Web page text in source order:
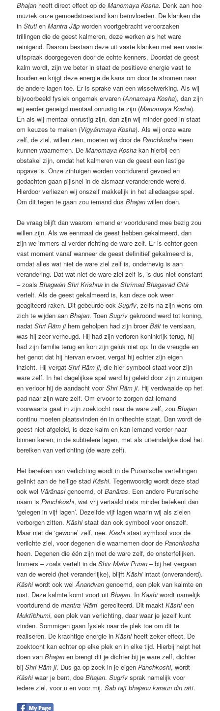
Bhajan heeft direct effect op deManomaya Kosha. Denk aan hoe
muziek onze gemoedstoestand kan beïnvloeden. De klanken die
inStutienMantra Jāp worden voortgebracht veroorzaken
trillingen die de geest kalmeren, deze werken als het ware
reinigend. Daarom bestaan deze uit vaste klanken met een vaste
uitspraak doorgegeven door de echte kenners. Doordat de geest
kalm wordt, zijn we beter in staat de positieve energie vast te
houden en krijgt deze energie de kans om door te stromen naar
de andere lagen toe. Er is sprake van een wisselwerking. Als wij
bijvoorbeeld fysiek ongemak ervaren (Annamaya Kosha), dan zijn
wij eerder geneigd mentaal onrustig te zijn (Manomaya Kosha).
En als wij mentaal onrustig zijn, dan zijn wij minder goed in staat
om keuzes te maken (Vigyānmaya Kosha). Als wij onze ware
zelf, de ziel, willen zien, moeten wij door dePanchkosha heen
kunnen waarnemen. DeManomaya Kosha kan hierbij een
obstakel zijn, omdat het kalmeren van de geest een lastige
opgave is. Onze zintuigen worden voortdurend gevoed en
gedachten gaan pijlsnel in de alsmaar veranderende wereld.
Hierdoor verliezen wij onszelf makkelijk in het alledaagse spel.
Om dit tegen te gaan zou iemand dusBhajan willen doen.
De vraag blijft dan waarom iemand er voortdurend mee bezig zou
willen zijn. Als we eenmaal de geest hebben gekalmeerd, dan
zijn we immers al verder richting de ware zelf. Er is echter geen
vast moment vanaf wanneer de geest definitief gekalmeerd is,
omdat alles wat niet de ware ziel zelf is, onderhevig is aan
verandering. Dat wat niet de ware ziel zelf is, is dus niet constant
– zoalsBhagwān Shri Krīshna in deShrīmad Bhagavad Gitā
vertelt. Als de geest gekalmeerd is, kan deze ook weer
geagiteerd raken. Dit gebeurde ookSugrīv, zelfs na zijn wens om
zich te wijden aanBhajan. ToenSugrīv gekroond werd tot koning,
nadatShri Rām jihem geholpen had zijn broerBālite verslaan,
was hij zeer verheugd. Hij had zijn verloren koninkrijk terug, hij
had zijn familie terug en kon zijn geluk niet op. In de vreugde en
het genot dat hij hiervan ervoer, vergat hij echter zijn eigen
inzicht. Hij vergatShri Rām ji, die hier symbool staat voor zijn
ware zelf. In het dagelijkse spel werd hij geleid door zijn zintuigen
en verloor hij de aandacht voorShri Rām ji. Hij verdwaalde op het
pad naar zijn ware zelf. Om ervoor te zorgen dat iemand
voorwaarts gaat in zijn zoektocht naar de ware zelf, zouBhajan
continu moeten plaatsvinden én in onthechte staat. Dan wordt de
geest niet afgeleid, is deze kalm en kan iemand verder naar
binnen keren, in de subtielere lagen, met als uiteindelijke doel het
bereiken van verlichting (de ware zelf).
Het bereiken van verlichting wordt in de Puranische vertellingen
gelinkt aan de heilige stadKāshi. Tegenwoordig wordt deze stad
ook wel Vārānasigenoemd, ofBanāras. Een andere Puranische
naam isPanchkoshi, wat vrij vertaald niets minder betekent dan
‘gelegen in vijf lagen’. Dezelfde vijf lagen waarin wij als zielen
verborgen zitten.Kāshistaat dan ook symbool voor onszelf.
Maar niet de ‘gewone’ zelf, nee.Kāshistaat symbool voor de
verlichte ziel, voor degenen die waarnemen door dePanchkosha
heen. Degenen die één zijn met de ware zelf, de onsterfelijken.
Immers – zoals vertelt in deShiv Mahā Purān – bij het vergaan
van de wereld (het veranderlijke), blijftKāshiintact (onveranderd).
Kāshiwordt ook welĀnandvan genoemd, een plek van kalmte en
rust. Deze kalmte komt voort uitBhajan. InKāshiwordt namelijk
voortdurend demantra ‘Rām’ gereciteerd. Dit maaktKāshieen
Muktībhumi, een plek van verlichting, daar waar je jezelf kunt
vinden. Sommigen gaan fysiek naar de plek toe om dit te
realiseren. De krachtige energie inKāshiheeft zeker effect. De
zoektocht kan echter op elke plek en in elke tijd. Hierbij helpt het
doen vanBhajan en brengt dit je dichter bij je ware zelf, dichter
bij Shri Rām ji. Dus ga op zoek in je eigenPanchkoshi, wordt
Kāshiwaar je bent, doeBhajan.Sugrīv sprak namelijk voor
iedere ziel, voor u en voor mij.Sab tajī bhajanu karaun din rātī.